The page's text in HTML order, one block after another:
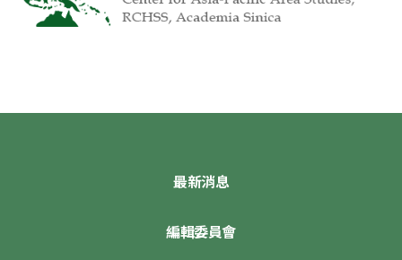
最新消息
編輯委員會